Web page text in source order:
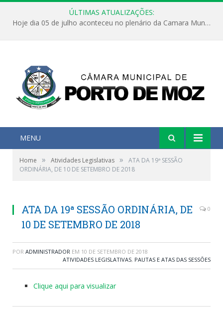
ÚLTIMAS ATUALIZAÇÕES:
Hoje dia 05 de julho aconteceu no plenário da Camara Municipal de Porto de Moz a Sessão Solene de Abertura dos Trabalhos Legislativos 2º Período da 23ª Legislatura
MENU
Home » Atividades Legislativas »
ATA DA 19ª SESSÃO
ORDINÁRIA, DE 10 DE SETEMBRO DE 2018
ATA DA 19ª SESSÃO ORDINÁRIA, DE
10 DE SETEMBRO DE 2018
0
POR ADMINISTRADOR EM 10 DE SETEMBRO DE 2018
ATIVIDADES LEGISLATIVAS, PAUTAS E ATAS DAS SESSÕES
Clique aqui para visualizar